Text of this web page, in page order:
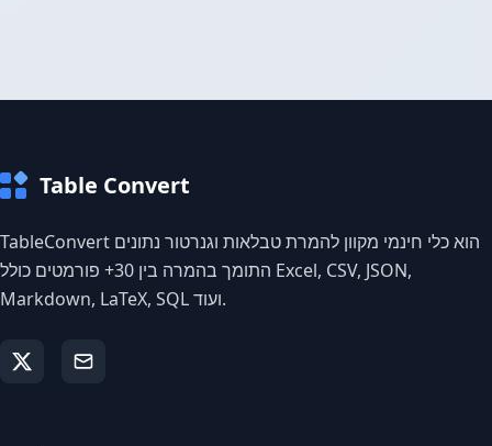
Table Convert
TableConvert הוא כלי חינמי מקוון להמרת טבלאות וגנרטור נתונים
התומך בהמרה בין 30+ פורמטים כולל Excel, CSV, JSON,
Markdown, LaTeX, SQL ועוד.